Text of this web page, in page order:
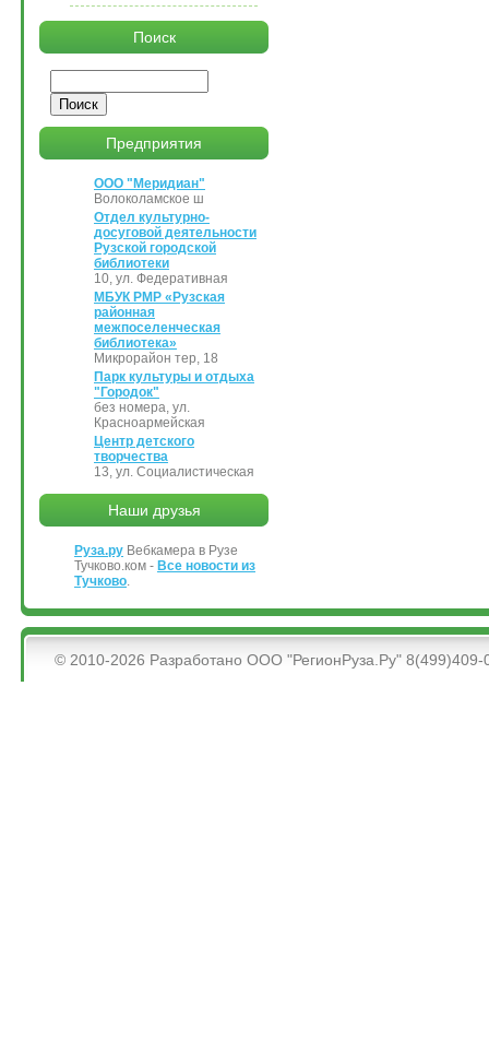
Поиск
Предприятия
ООО "Меридиан"
Волоколамское ш
Отдел культурно-
досуговой деятельности
Рузской городской
библиотеки
10, ул. Федеративная
МБУК РМР «Рузская
районная
межпоселенческая
библиотека»
Микрорайон тер, 18
Парк культуры и отдыха
"Городок"
без номера, ул.
Красноармейская
Центр детского
творчества
13, ул. Социалистическая
Наши друзья
Руза.ру Вебкамера в Рузе
Тучково.ком - Все новости из
Тучково.
&bsps;
© 2010-2026 Разработано ООО "РегионРуза.Ру" 8(499)409-